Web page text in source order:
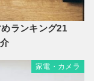
ランキング21
家電・カメラ